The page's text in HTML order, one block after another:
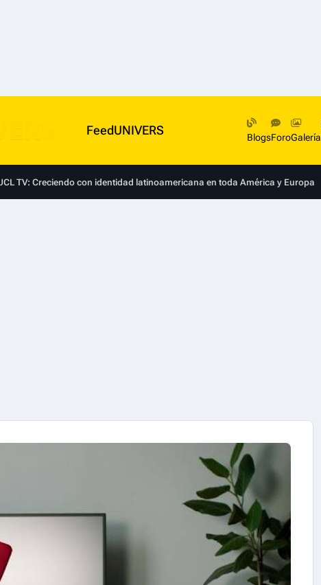
FeedUNIVERS BlogsForoGalería
TV: Creciendo con identidad latinoamericana en toda América y Europa